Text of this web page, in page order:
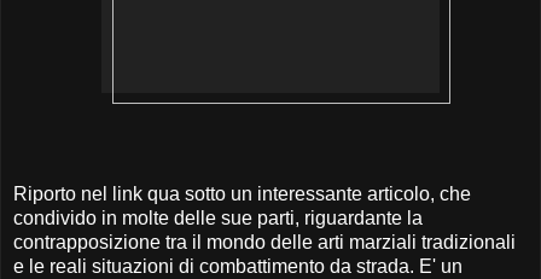
Riporto nel link qua sotto un interessante articolo, che
condivido in molte delle sue parti, riguardante la
contrapposizione tra il mondo delle arti marziali tradizionali
e le reali situazioni di combattimento da strada. E' un